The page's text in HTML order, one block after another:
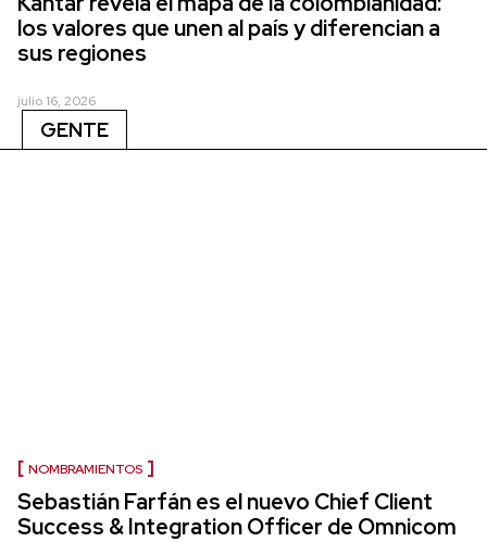
los valores que unen al país y diferencian a
sus regiones
julio 16, 2026
GENTE
NOMBRAMIENTOS
Sebastián Farfán es el nuevo Chief Client
Success & Integration Officer de Omnicom